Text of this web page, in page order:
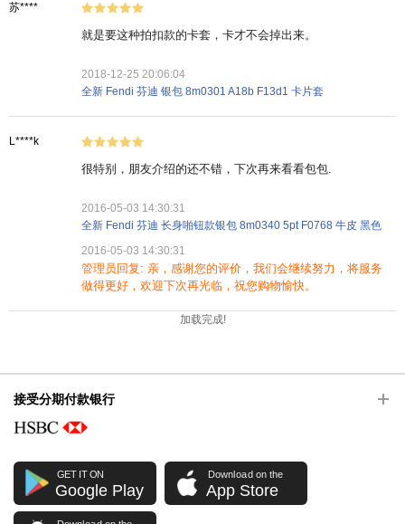
苏****
就是要这种拍扣款的卡套，卡才不会掉出来。
2018-12-25 20:06:04
全新 Fendi 芬迪 银包 8m0301 A18b F13d1 卡片套
L****k
很特别，朋友介绍的还不错，下次再来看看包包.
2016-05-03 14:30:31
全新 Fendi 芬迪 长身啪钮款银包 8m0340 5pt F0768 牛皮 黑色
2016-05-03 14:30:31
管理员回复: 亲，感谢您的评价，我们会继续努力，将服务
做得更好，欢迎下次再光临，祝您购物愉快。
加载完成!
接受分期付款银行
GET IT ON
Google Play
Download on the
App Store